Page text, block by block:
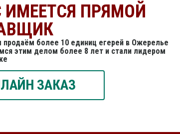
ИМЕЕТСЯ ПРЯМОЙ
более 10 единиц егерей в Ожерелье
этим делом более 8 лет и стали лидером
ЗАКАЗ